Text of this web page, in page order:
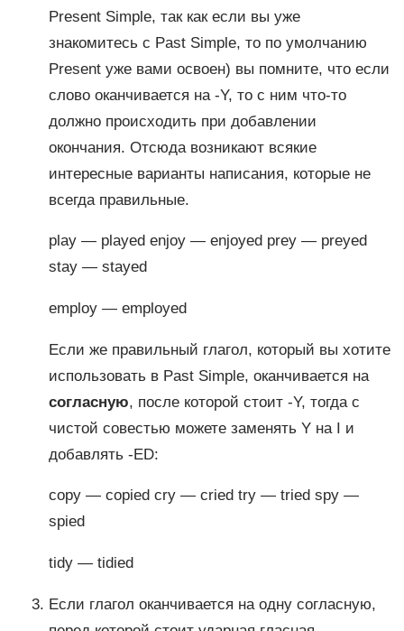
Present Simple, так как если вы уже
знакомитесь с Past Simple, то по умолчанию
Present уже вами освоен) вы помните, что если
слово оканчивается на -Y, то с ним что-то
должно происходить при добавлении
окончания. Отсюда возникают всякие
интересные варианты написания, которые не
всегда правильные.
play — played enjoy — enjoyed prey — preyed
stay — stayed
employ — employed
Если же правильный глагол, который вы хотите
использовать в Past Simple, оканчивается на
согласную, после которой стоит -Y, тогда с
чистой совестью можете заменять Y на I и
добавлять -ED:
copy — copied cry — cried try — tried spy —
spied
tidy — tidied
Если глагол оканчивается на одну согласную,